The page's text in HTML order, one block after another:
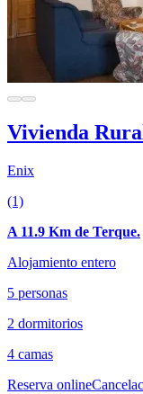
Vivienda
Enix
(1)
A 11.9 Km de Terque.
Alojamiento entero
5 personas
2 dormitorios
4 camas
Reserva online